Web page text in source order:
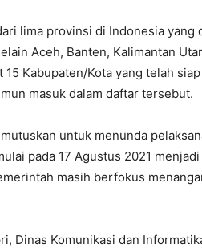
lima provinsi di Indonesia yang
Aceh, Banten, Kalimantan
Kabupaten/Kota yang telah
masuk dalam daftar tersebut.
untuk menunda
pada 17 Agustus 2021
masih berfokus
Dinas Komunikasi dan